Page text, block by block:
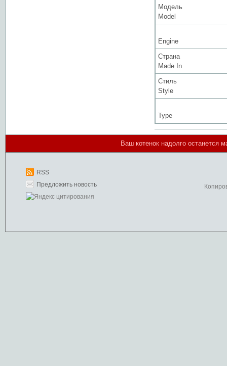
Модель
Model
Engine
Страна
Made In
Стиль
Style
Type
Ваш котенок надолго останется
RSS
Предложить новость